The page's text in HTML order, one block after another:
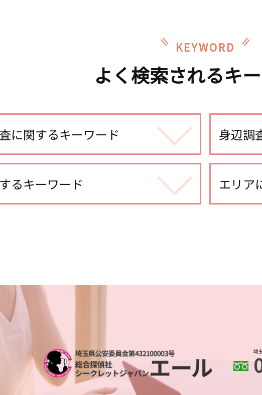
KEYWORD
よく検索されるキ
に関するキーワード
事務所
て なかった
期間
れる
費用相場
手
身辺調
身辺調
婚前調
身辺調
身辺調
身辺調
身辺調
身辺調
身辺調
身辺調
婚前調査
るキーワード
け
のくらい
エリア
越谷市
さいた
武蔵浦
川越市
大宮公
越谷レ
越谷レ
埼玉県
埼